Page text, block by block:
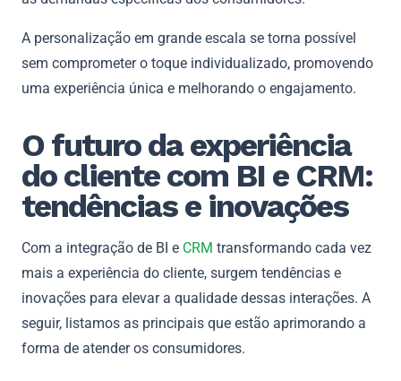
A personalização em grande escala se torna possível
sem comprometer o toque individualizado, promovendo
uma experiência única e melhorando o engajamento.
O futuro da experiência
do cliente com BI e CRM:
tendências e inovações
Com a integração de BI e CRM transformando cada vez
mais a experiência do cliente, surgem tendências e
inovações para elevar a qualidade dessas interações. A
seguir, listamos as principais que estão aprimorando a
forma de atender os consumidores.